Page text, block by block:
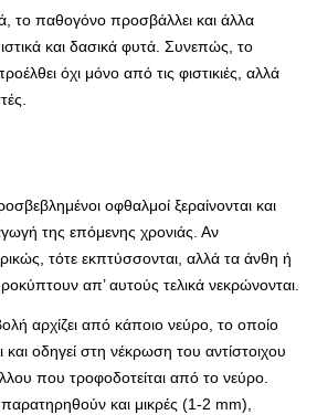
το παθογόνο προσβάλλει και άλλα
και δασικά φυτά. Συνεπώς, το
όχι μόνο από τις φιστικιές, αλλά
οφθαλμοί ξεραίνονται και
της επόμενης χρονιάς. Αν
τότε εκπτύσσονται, αλλά τα άνθη ή
απ’ αυτούς τελικά νεκρώνονται.
αρχίζει από κάποιο νεύρο, το οποίο
και οδηγεί στη νέκρωση του αντίστοιχου
που τροφοδοτείται από το νεύρο.
και μικρές (1-2 mm),